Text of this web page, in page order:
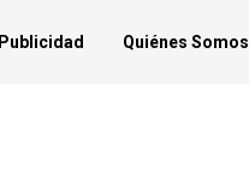
Publicidad Quiénes Somos